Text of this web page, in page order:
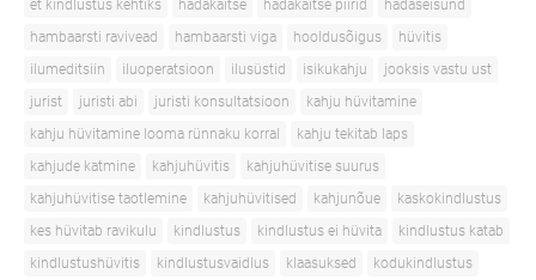
et kindlustus kehtiks
hädakaitse hädakaitse piirid
hädaseisund
hambaarsti ravivead
hambaarsti viga hooldusõigus
hüvitis
ilumeditsiin
iluoperatsioon ilusüstid isikukahju
jooksis vastu ust
jurist
juristi abi juristi konsultatsioon
kahju hüvitamine
kahju hüvitamine looma rünnaku korral
kahju tekitab laps
kahjude katmine
kahjuhüvitis
kahjuhüvitise suurus
kahjuhüvitise taotlemine
kahjuhüvitised kahjunõue
kaskokindlustus
kes hüvitab ravikulu
kindlustus kindlustus ei hüvita
kindlustus katab
kindlustushüvitis
kindlustusvaidlus klaasuksed
kodukindlustus